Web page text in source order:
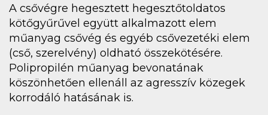
A csővégre hegesztett hegesztőtoldatos
kötőgyűrűvel együtt alkalmazott elem
műanyag csővég és egyéb csővezetéki elem
(cső, szerelvény) oldható összekötésére.
Polipropilén műanyag bevonatának
köszönhetően ellenáll az agresszív közegek
korrodáló hatásának is.